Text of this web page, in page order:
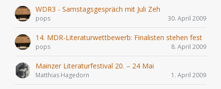
WDR3 - Samstagsgespräch mit Juli Zeh
pops 30. April 2009
14. MDR-Literaturwettbewerb: Finalisten stehen fest
pops 8. April 2009
Mainzer Literaturfestival 20. – 24 Mai
Matthias Hagedorn 1. April 2009